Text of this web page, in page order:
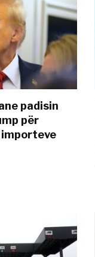
padisin
për